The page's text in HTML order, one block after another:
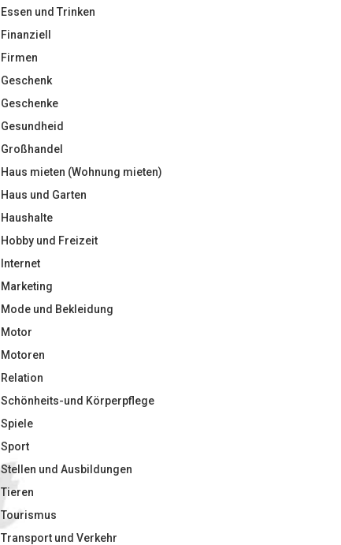
Essen und Trinken
Finanziell
Firmen
Geschenk
Geschenke
Gesundheid
Großhandel
Haus mieten (Wohnung mieten)
Haus und Garten
Haushalte
Hobby und Freizeit
Internet
Marketing
Mode und Bekleidung
Motor
Motoren
Relation
Schönheits-und Körperpflege
Spiele
Sport
Stellen und Ausbildungen
Tieren
Tourismus
Transport und Verkehr